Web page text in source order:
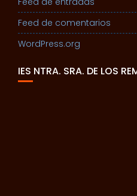
Feed de comentarios
WordPress.org
IES NTRA. SRA. DE LOS